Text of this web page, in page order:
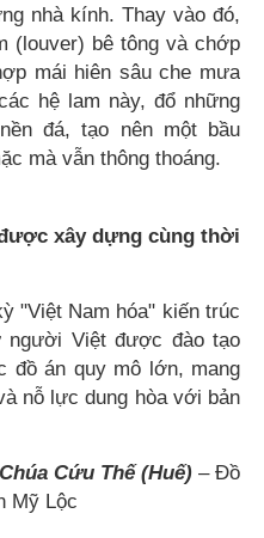
nhà kính. Thay vào đó,
(louver) bê tông và chớp
mái hiên sâu che mưa
hệ lam này, đổ những
đá, tạo nên một bầu
mà vẫn thông thoáng.
xây dựng cùng thời
"Việt Nam hóa" kiến trúc
người Việt được đào tạo
đồ án quy mô lớn, mang
nỗ lực dung hòa với bản
Cứu Thế (Huế)– Đồ
Mỹ Lộc